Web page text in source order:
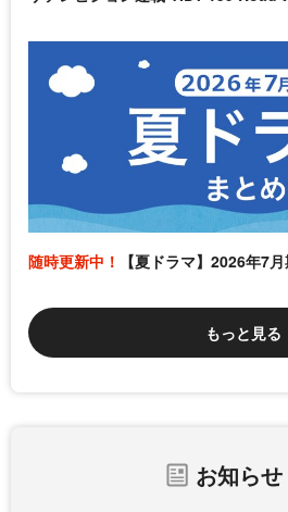
随時更新中！ 【夏ドラマ】2026年7
もっと見る
お知らせ